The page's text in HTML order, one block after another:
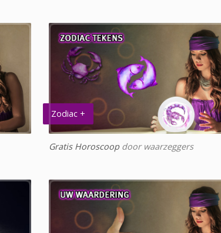
Zodiac +
Gratis Horoscoopdoor waarzeggers